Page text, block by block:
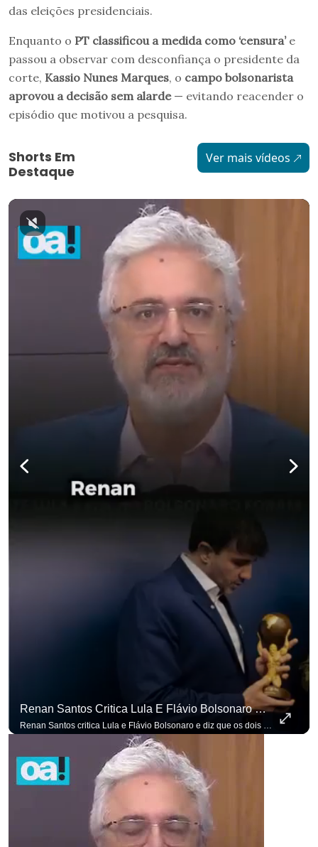
das eleições presidenciais.
Enquanto o PT classificou a medida como ‘censura’e
passou a observar com desconfiança o presidente da
corte, Kassio Nunes Marques, o campo bolsonarista
aprovou a decisão sem alarde— evitando reacender o
episódio que motivou a pesquisa.
Shorts Em
Destaque
Ver mais vídeos
Renan Santos Critica Lula E Flávio Bolsonaro E Diz Que Os Dois São Lados Da Mesma Moeda.
Renan Santos critica Lula e Flávio Bolsonaro e diz que os dois são lados da mesma moeda. #OAntagonista Se você busca informação com credibilidade, inscreva-se agora e ative o
para não perder nenhuma